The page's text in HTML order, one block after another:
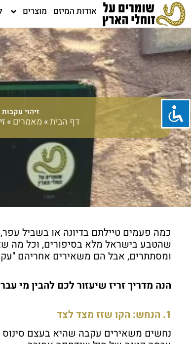
דילוג
לתוכן
אודות המיזם מוצרים
זיהוי
דף הבית» מאמרים»
כמה פעמים טיילתם בדיונה או בשביל
שהטבע בישראל מלא בסיפורים, וכל מה
ומסתתרים, אבל הם משאירים אחריהם
הנה מדריך זריז שיעזור לכם להבין מי
1. הנחש: הקו שזז מצד לצד
נחשים משאירים עקבה שהיא בעצם